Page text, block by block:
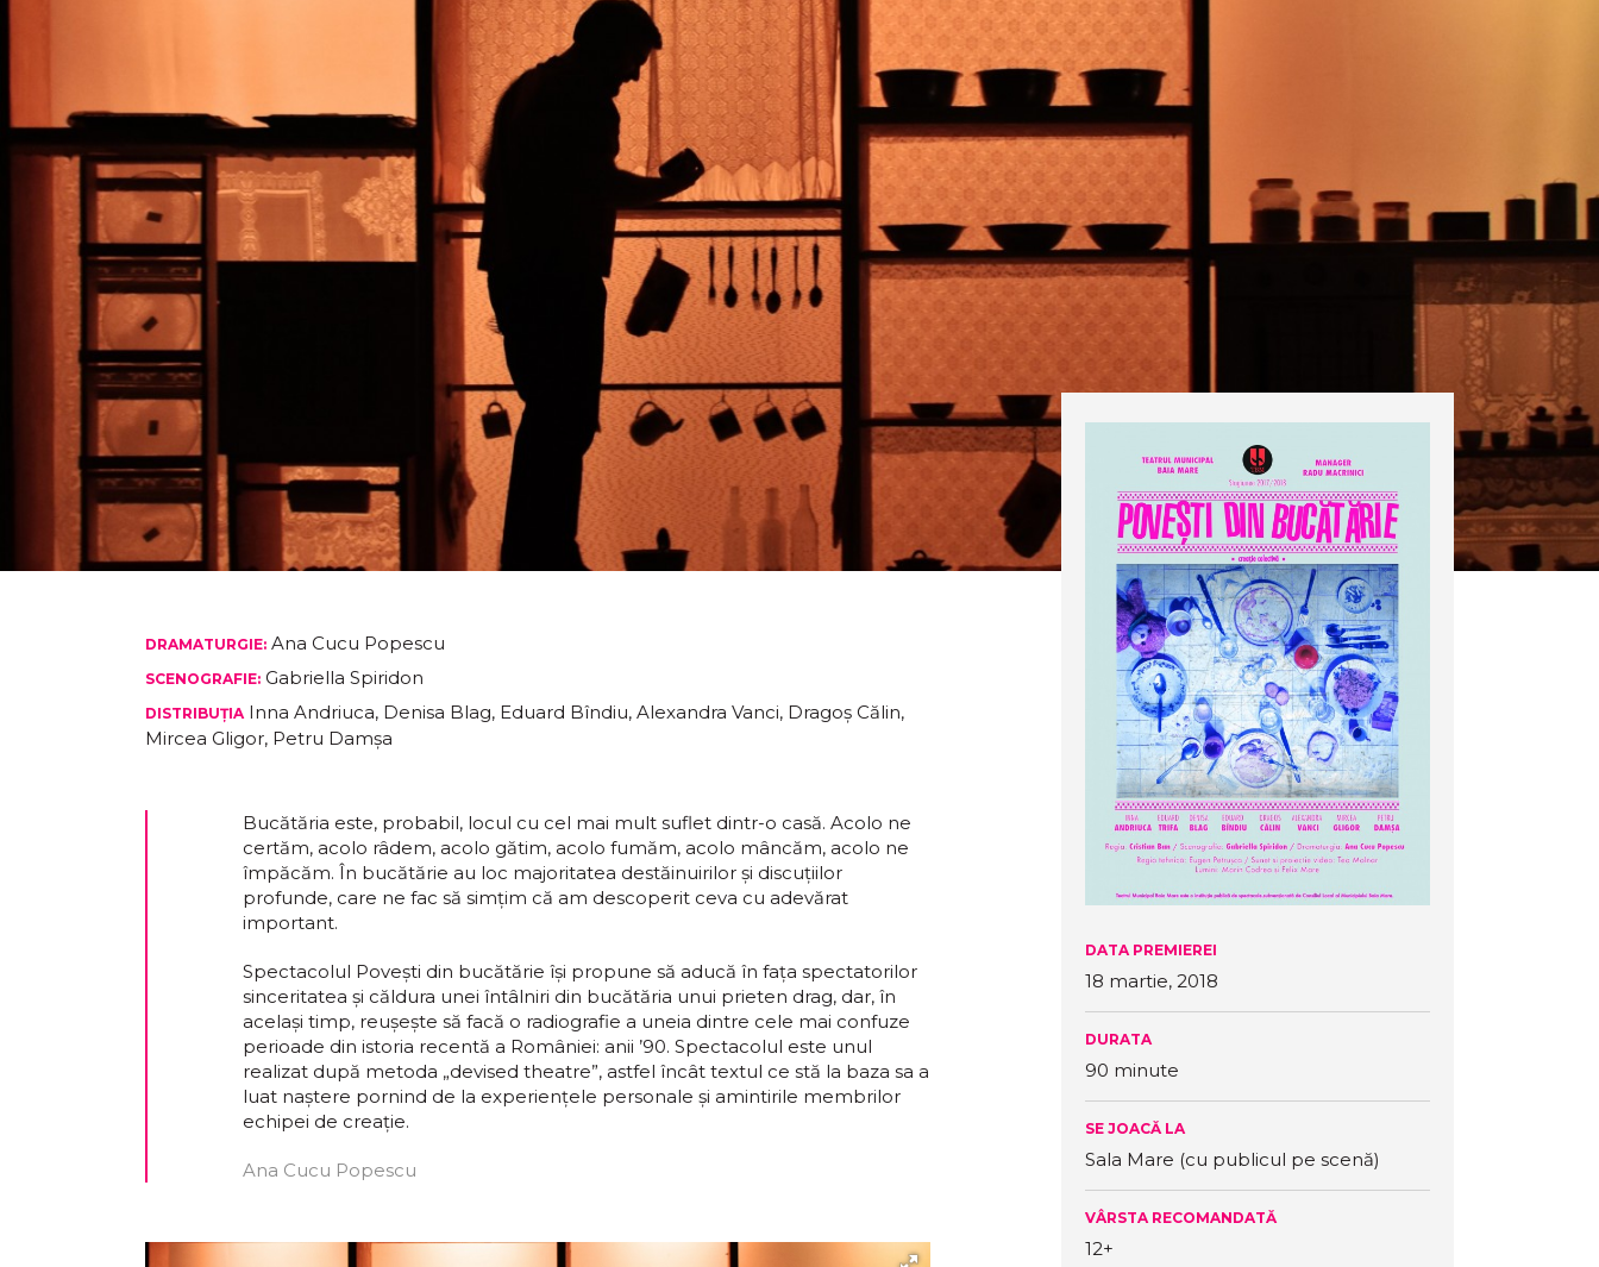
DRAMATURGIE: Ana Cucu Popescu
SCENOGRAFIE: Gabriella Spiridon
DISTRIBUȚIA Inna Andriuca, Denisa Blag, Eduard Bîndiu, Alexandra Vanci, Dragoș Călin,
Mircea Gligor, Petru Damșa
Bucătăria este, probabil, locul cu cel mai mult suflet dintr-o casă. Acolo ne
certăm, acolo râdem, acolo gătim, acolo fumăm, acolo mâncăm, acolo ne
împăcăm. În bucătărie au loc majoritatea destăinuirilor şi discuţiilor
profunde, care ne fac să simţim că am descoperit ceva cu adevărat
important.
Spectacolul Poveşti din bucătărie îşi propune să aducă în faţa spectatorilor
sinceritatea şi căldura unei întâlniri din bucătăria unui prieten drag, dar, în
acelaşi timp, reuşeşte să facă o radiografie a uneia dintre cele mai confuze
perioade din istoria recentă a României: anii ’90. Spectacolul este unul
realizat după metoda „devised theatre”, astfel încât textul ce stă la baza sa a
luat naştere pornind de la experienţele personale şi amintirile membrilor
echipei de creaţie.
Ana Cucu Popescu
DATA PREMIEREI
18 martie, 2018
DURATA
90 minute
SE JOACĂ LA
Sala Mare (cu publicul pe scenă)
VÂRSTA RECOMANDATĂ
12+